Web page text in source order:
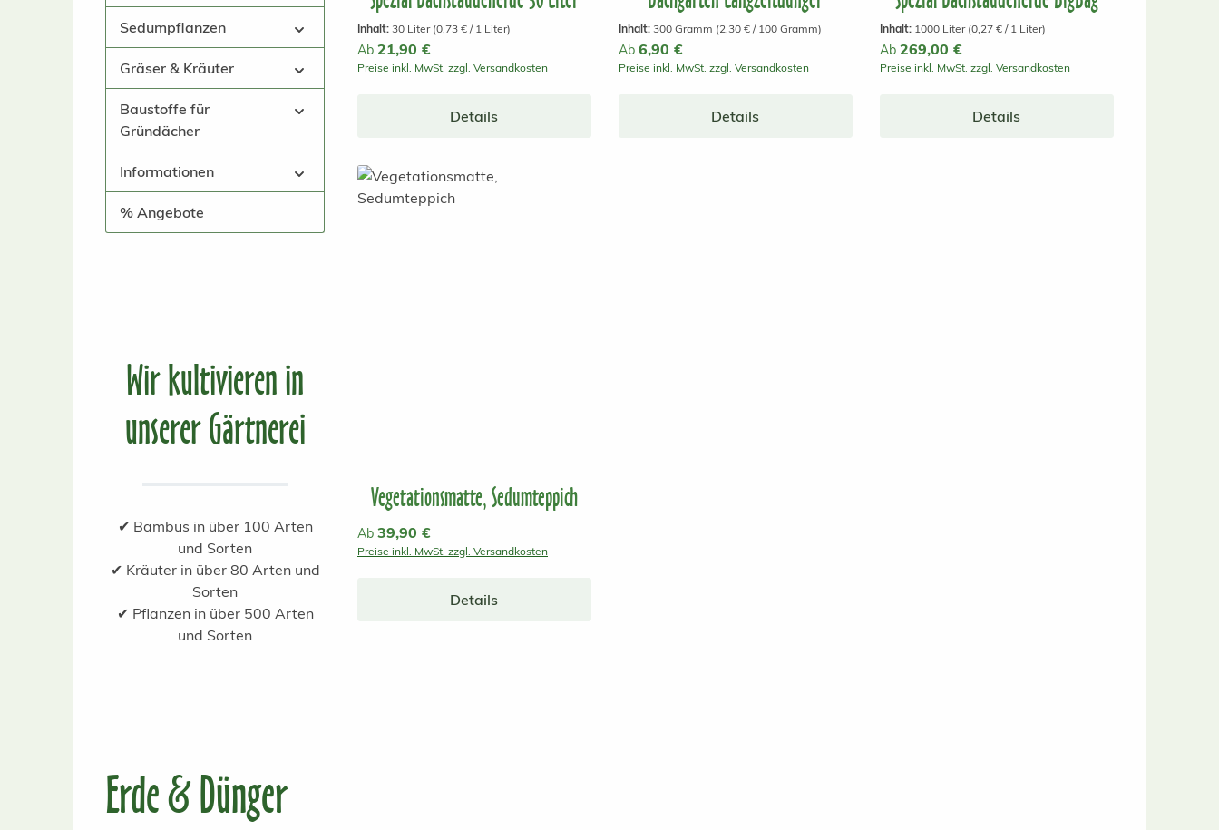
Sedumpflanzen
Gräser & Kräuter
Baustoffe für
Gründächer
Informationen
% Angebote
Wir kultivieren in
unserer Gärtnerei
✔ Bambus in über 100 Arten
und Sorten
✔ Kräuter in über 80 Arten und
Sorten
✔ Pflanzen in über 500 Arten
und Sorten
Inhalt: 30 Liter (0,73 € / 1 Liter)
Regulärer Preis:
Ab 21,90 €
Preise inkl. MwSt. zzgl. Versandkosten
Details
Inhalt: 300 Gramm (2,30 € / 100 Gramm)
Regulärer Preis:
Ab 6,90 €
Preise inkl. MwSt. zzgl. Versandkosten
Details
Inhalt: 1000 Liter (0,27 € / 1 Liter)
Regulärer Preis:
Ab 269,00 €
Preise inkl. MwSt. zzgl. Versandkosten
Details
Vegetationsmatte, Sedumteppich
Regulärer Preis:
Ab 39,90 €
Preise inkl. MwSt. zzgl. Versandkosten
Details
Erde & Dünger